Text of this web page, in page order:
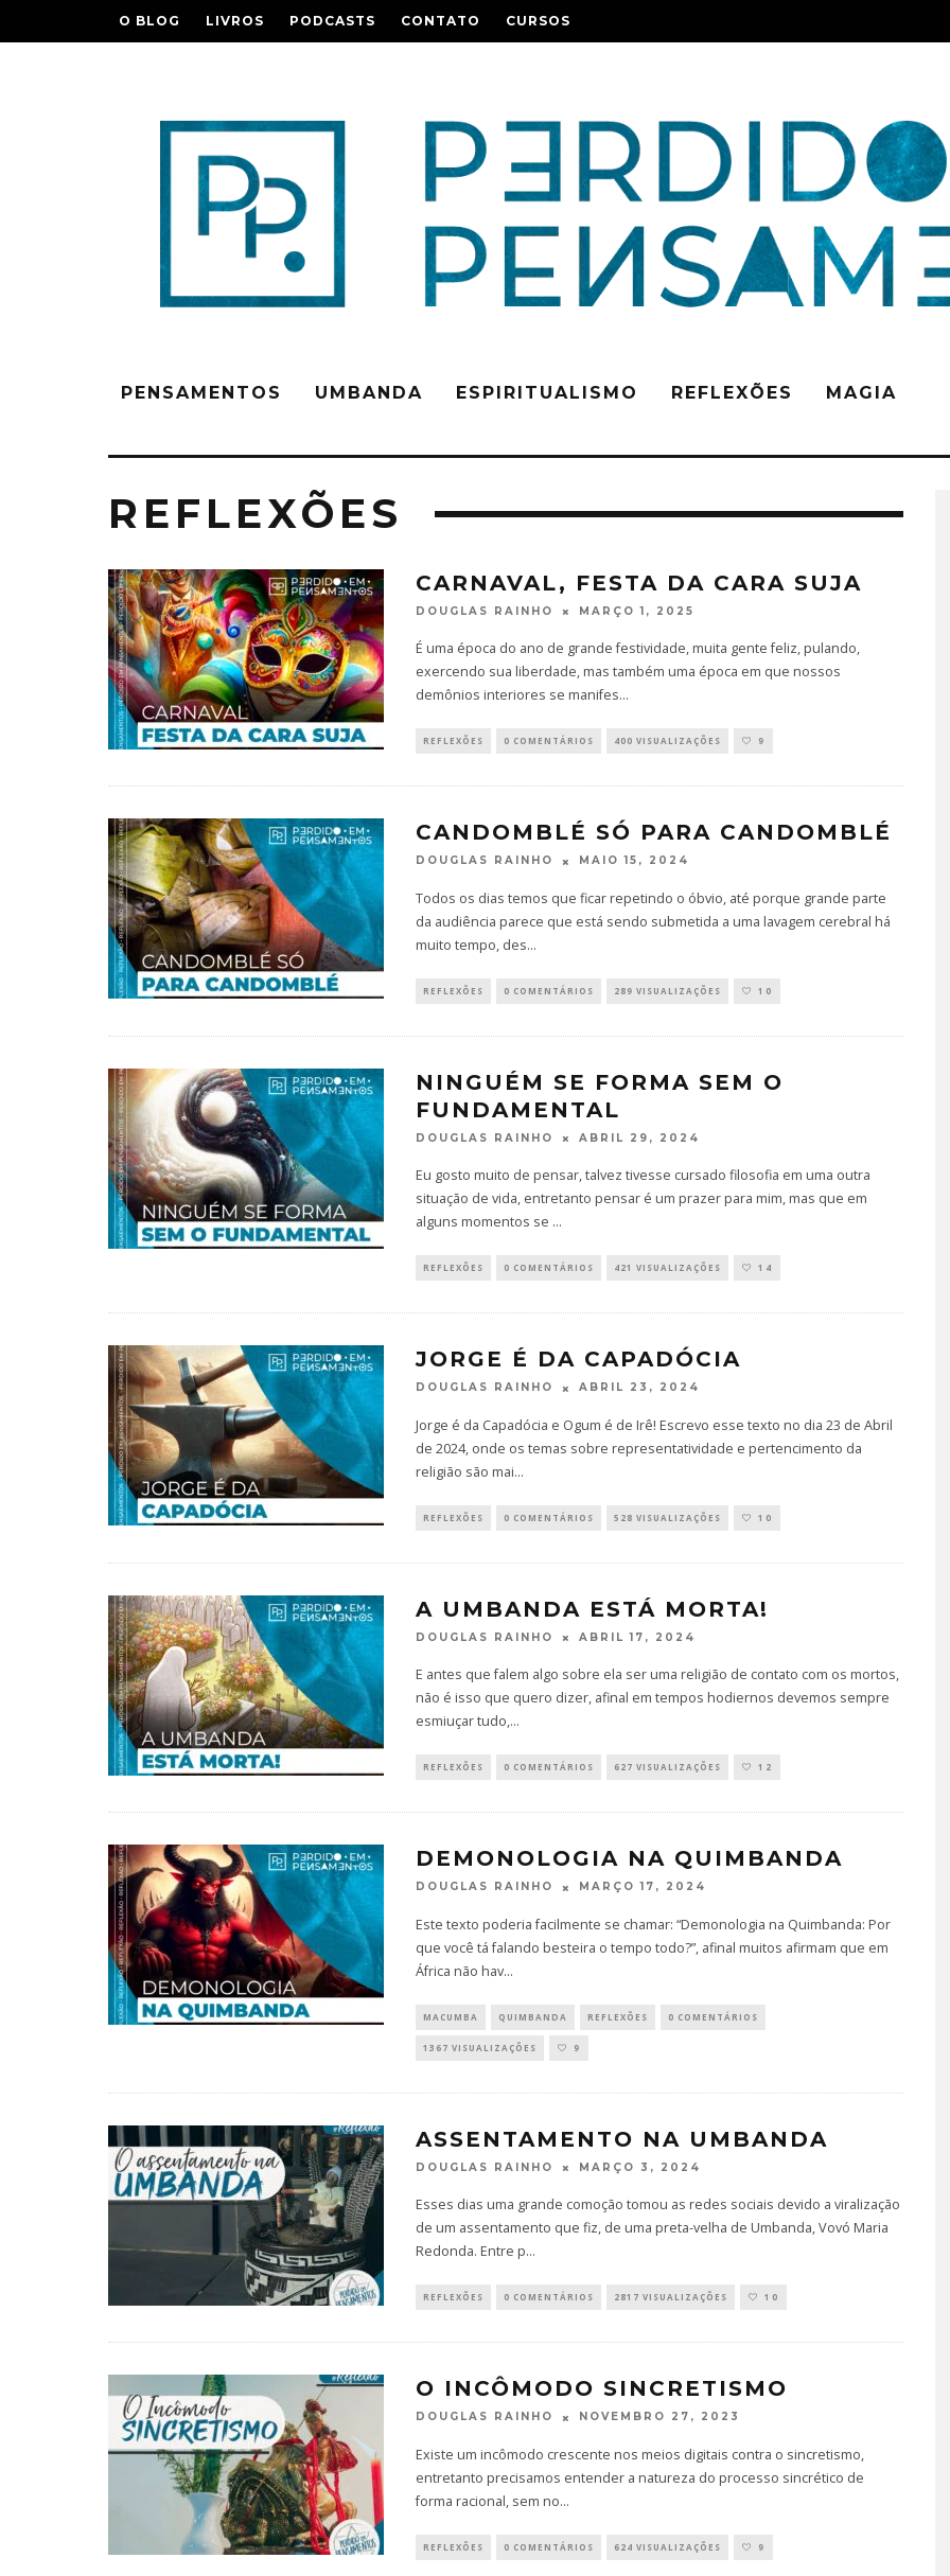
O BLOG LIVROS PODCASTS CONTATO CURSOS
PENSAMENTOS UMBANDA ESPIRITUALISMO REFLEXÕES MAGIA
REFLEXÕES
CARNAVAL, FESTA DA CARA SUJA
DOUGLAS RAINHO MARÇO 1, 2025
É uma época do ano de grande festividade, muita gente feliz, pulando,
exercendo sua liberdade, mas também uma época em que nossos
demônios interiores se manifes...
REFLEXÕES 0 COMENTÁRIOS 400 VISUALIZAÇÕES 9
CANDOMBLÉ SÓ PARA CANDOMBLÉ
DOUGLAS RAINHO MAIO 15, 2024
Todos os dias temos que ficar repetindo o óbvio, até porque grande parte
da audiência parece que está sendo submetida a uma lavagem cerebral há
muito tempo, des...
REFLEXÕES 0 COMENTÁRIOS 289 VISUALIZAÇÕES 10
NINGUÉM SE FORMA SEM O
FUNDAMENTAL
DOUGLAS RAINHO ABRIL 29, 2024
Eu gosto muito de pensar, talvez tivesse cursado filosofia em uma outra
situação de vida, entretanto pensar é um prazer para mim, mas que em
alguns momentos se ...
REFLEXÕES 0 COMENTÁRIOS 421 VISUALIZAÇÕES 14
JORGE É DA CAPADÓCIA
DOUGLAS RAINHO ABRIL 23, 2024
Jorge é da Capadócia e Ogum é de Irê! Escrevo esse texto no dia 23 de Abril
de 2024, onde os temas sobre representatividade e pertencimento da
religião são mai...
REFLEXÕES 0 COMENTÁRIOS 528 VISUALIZAÇÕES 10
A UMBANDA ESTÁ MORTA!
DOUGLAS RAINHO ABRIL 17, 2024
E antes que falem algo sobre ela ser uma religião de contato com os mortos,
não é isso que quero dizer, afinal em tempos hodiernos devemos sempre
esmiuçar tudo,...
REFLEXÕES 0 COMENTÁRIOS 627 VISUALIZAÇÕES 12
DEMONOLOGIA NA QUIMBANDA
DOUGLAS RAINHO MARÇO 17, 2024
Este texto poderia facilmente se chamar: “Demonologia na Quimbanda: Por
que você tá falando besteira o tempo todo?”, afinal muitos afirmam que em
África não hav...
MACUMBA QUIMBANDA REFLEXÕES 0 COMENTÁRIOS
1367 VISUALIZAÇÕES 9
ASSENTAMENTO NA UMBANDA
DOUGLAS RAINHO MARÇO 3, 2024
Esses dias uma grande comoção tomou as redes sociais devido a viralização
de um assentamento que fiz, de uma preta-velha de Umbanda, Vovó Maria
Redonda. Entre p...
REFLEXÕES 0 COMENTÁRIOS 2817 VISUALIZAÇÕES 10
O INCÔMODO SINCRETISMO
DOUGLAS RAINHO NOVEMBRO 27, 2023
Existe um incômodo crescente nos meios digitais contra o sincretismo,
entretanto precisamos entender a natureza do processo sincrético de
forma racional, sem no...
REFLEXÕES 0 COMENTÁRIOS 624 VISUALIZAÇÕES 9
JUNHO 25, 2022